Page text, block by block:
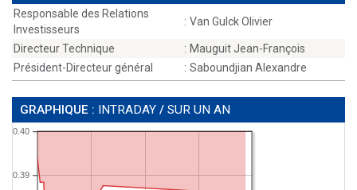
Responsable des Relations
Investisseurs
: Van Gulck Olivier
Directeur Technique : Mauguit Jean-François
Président-Directeur général
: Saboundjian Alexandre
GRAPHIQUE : INTRADAY / SUR UN AN
0.39
0.40